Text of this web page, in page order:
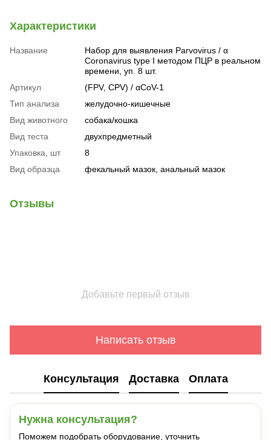
Характеристики
Название
Набор для выявления Parvovirus / α
Coronavirus type I методом ПЦР в реальном
времени, уп. 8 шт.
Артикул
(FPV, CPV) / αCoV-1
Тип анализа
желудочно-кишечные
Вид животного
собака/кошка
Вид теста
двухпредметный
Упаковка, шт
8
Вид образца
фекальный мазок, анальный мазок
Отзывы
Добавьте первый отзыв
Написать отзыв
Консультация Доставка Оплата
Нужна консультация?
Поможем подобрать оборудование, уточнить